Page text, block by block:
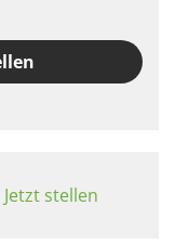
stellen